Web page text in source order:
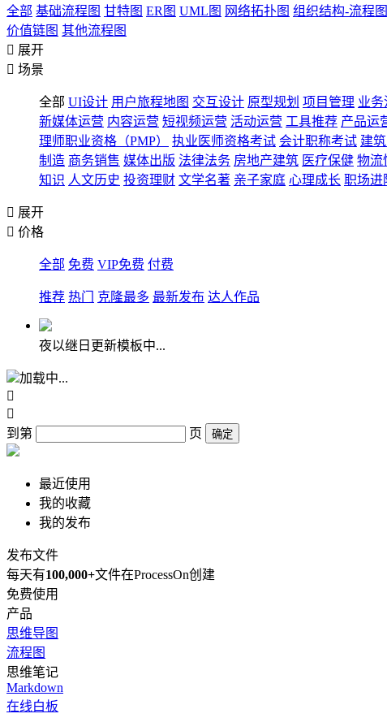
全部 基础流程图 甘特图 ER图 UML图 网络拓扑图 组织结构-流程图
价值链图 其他流程图
 展开
 场景
全部 UI设计 用户旅程地图 交互设计 原型规划 项目管理 业务
新媒体运营 内容运营 短视频运营 活动运营 工具推荐 产品运
理师职业资格（PMP）
执业医师资格考试 会计职称考试 建
制造 商务销售 媒体出版 法律法务 房地产建筑 医疗保健 物流
知识 人文历史 投资理财 文学名著 亲子家庭 心理成长 职场进
 展开
 价格
全部 免费 VIP免费 付费
推荐 热门 克隆最多 最新发布 达人作品
夜以继日更新模板中...
加载中...


到第
页 确定
最近使用
我的收藏
我的发布
发布文件
每天有100,000+文件在ProcessOn创建
免费使用
产品
思维导图
流程图
思维笔记
Markdown
在线白板